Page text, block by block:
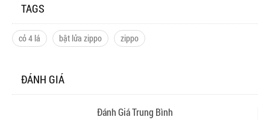
TAGS
cỏ 4 lá bật lửa zippo zippo
ĐÁNH GIÁ
Đánh Giá Trung Bình